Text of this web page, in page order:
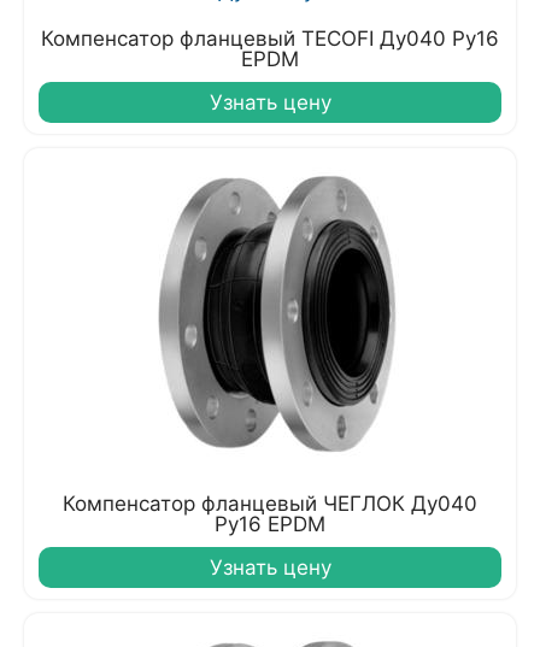
Компенсатор фланцевый TECOFI Ду040 Ру16
EPDM
Узнать цену
Компенсатор фланцевый ЧЕГЛОК Ду040
Ру16 EPDM
Узнать цену